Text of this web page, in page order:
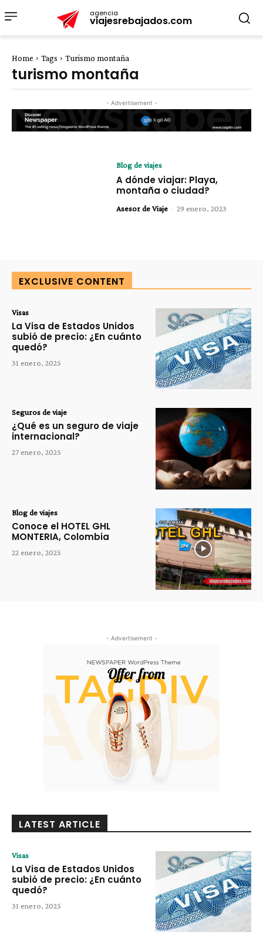
agencia
viajesrebajados.com
Home Tags Turismo montaña
turismo montaña
- Advertisement -
Blog de viajes
A dónde viajar: Playa,
montaña o ciudad?
Asesor de Viaje - 29 enero, 2023
EXCLUSIVE CONTENT
Visas
La Visa de Estados Unidos
subió de precio: ¿En cuánto
quedó?
31 enero, 2025
Seguros de viaje
¿Qué es un seguro de viaje
internacional?
27 enero, 2025
Blog de viajes
Conoce el HOTEL GHL
MONTERIA, Colombia
22 enero, 2025
- Advertisement -
LATEST ARTICLE
Visas
La Visa de Estados Unidos
subió de precio: ¿En cuánto
quedó?
31 enero, 2025